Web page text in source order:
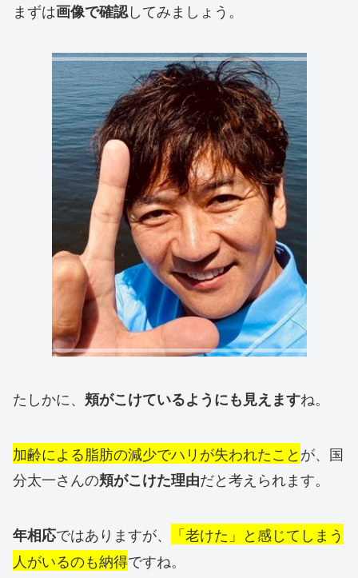
まずは画像で確認してみましょう。
たしかに、 頬がこけているようにも見えますね。
加齢による脂肪の減少でハリが失われたことが、国
分太一さんの頬がこけた理由だと考えられます。
年相応ではありますが、
「老けた」と感じてしまう
人がいるのも納得ですね。